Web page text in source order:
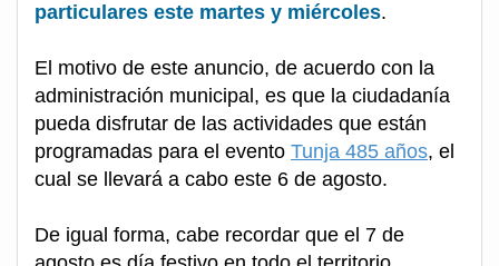
particulares este martes y miércoles.
El motivo de este anuncio, de acuerdo con la
administración municipal, es que la ciudadanía
pueda disfrutar de las actividades que están
programadas para el evento Tunja 485 años, el
cual se llevará a cabo este 6 de agosto.
De igual forma, cabe recordar que el 7 de